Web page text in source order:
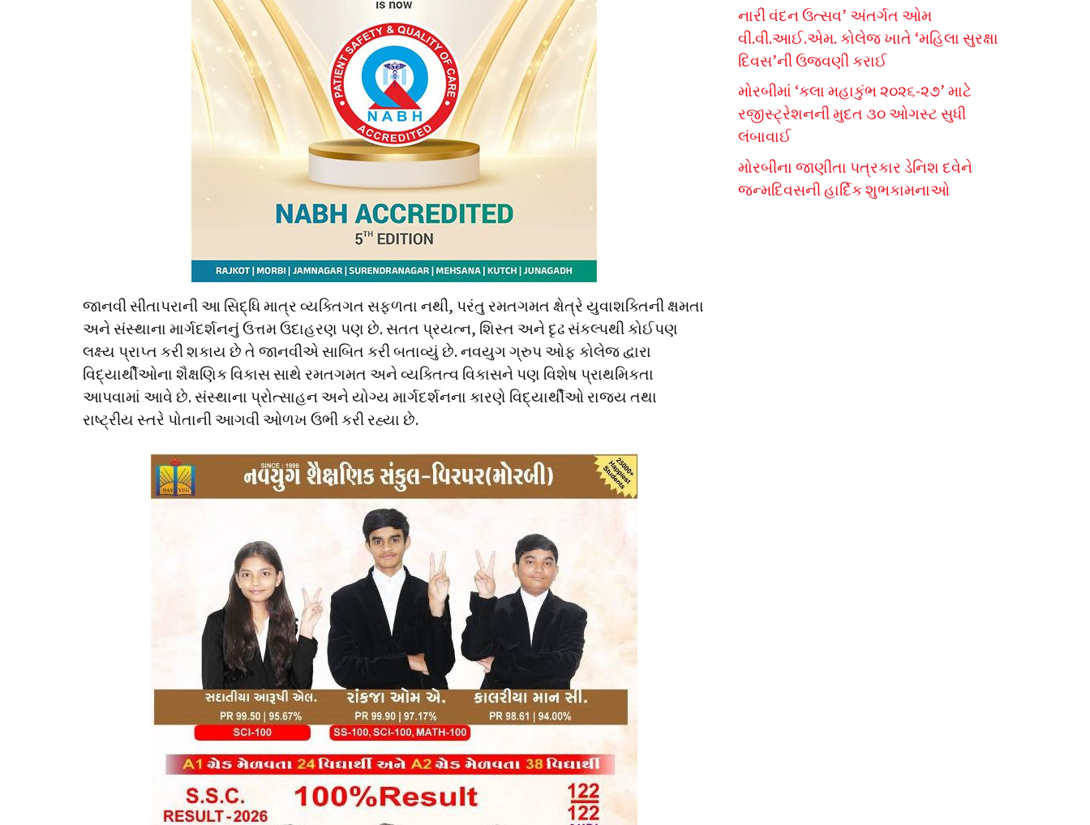
જાનવી સીતાપરાની આ સિદ્ધિ માત્ર વ્યક્તિગત સફળતા નથી, પરંતુ રમતગમત ક્ષેત્રે યુવાશક્તિની ક્ષમતા
અને સંસ્થાના માર્ગદર્શનનું ઉત્તમ ઉદાહરણ પણ છે. સતત પ્રયત્ન, શિસ્ત અને દૃઢ સંકલ્પથી કોઈપણ
લક્ષ્ય પ્રાપ્ત કરી શકાય છે તે જાનવીએ સાબિત કરી બતાવ્યું છે. નવયુગ ગ્રુપ ઓફ કોલેજ દ્વારા
વિદ્યાર્થીઓના શૈક્ષણિક વિકાસ સાથે રમતગમત અને વ્યક્તિત્વ વિકાસને પણ વિશેષ પ્રાથમિકતા
આપવામાં આવે છે. સંસ્થાના પ્રોત્સાહન અને યોગ્ય માર્ગદર્શનના કારણે વિદ્યાર્થીઓ રાજ્ય તથા
રાષ્ટ્રીય સ્તરે પોતાની આગવી ઓળખ ઉભી કરી રહ્યા છે.
નારી વંદન ઉત્સવ’ અંતર્ગત ઓમ
વી.વી.આઈ.એમ. કોલેજ ખાતે ‘મહિલા સુરક્ષા
દિવસ’ની ઉજવણી કરાઈ
મોરબીમાં ‘કલા મહાકુંભ ૨૦૨૬-૨૭’ માટે
રજીસ્ટ્રેશનની મુદત ૩૦ ઓગસ્ટ સુધી
લંબાવાઈ
મોરબીના જાણીતા પત્રકાર ડેનિશ દવેને
જન્મદિવસની હાર્દિક શુભકામનાઓ